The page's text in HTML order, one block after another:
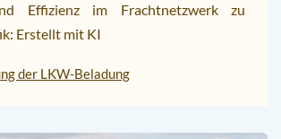
Effizienz im Frachtnetzwerk zu
Erstellt mit KI
der LKW-Beladung